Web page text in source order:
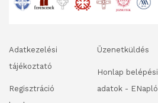
Adatkezelési
tájékoztató
Regisztráció
Üzenetküldés
Honlap belépési
adatok - ENapló